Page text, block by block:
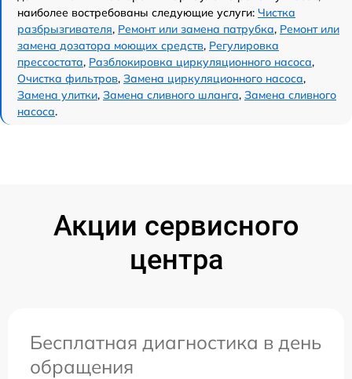
наиболее востребованы следующие услуги: Чистка
разбрызгивателя, Ремонт или замена патрубка, Ремонт или
замена дозатора моющих средств, Регулировка
прессостата, Разблокировка циркуляционного насоса,
Очистка фильтров, Замена циркуляционного насоса,
Замена улитки, Замена сливного шланга, Замена сливного
насоса.
Акции сервисного
центра
Бесплатная диагностика в день
обращения